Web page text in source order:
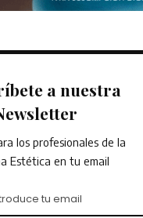
a nuestra
los profesionales de la
Estética en tu email